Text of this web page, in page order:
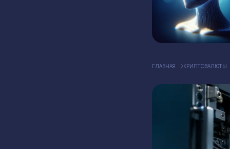
ГЛАВНАЯ КРИПТОВАЛЮТЫ